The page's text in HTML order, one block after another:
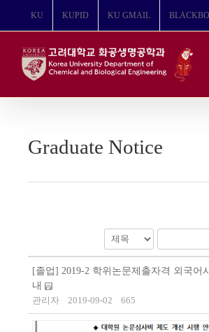
뛰
KU KUPID KU GMAIL
Graduate Notice
[졸업] 2019-2 학위논문제출자격 외국어
내
관리자
2019-09-02 665